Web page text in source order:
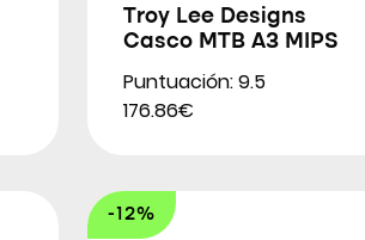
Troy Lee Designs
Casco MTB A3 MIPS
Puntuación: 9.5
176.86€
-12%